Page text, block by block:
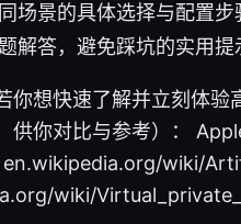
场景的具体选择与配置步
解答，避免踩坑的实用提
你想快速了解并立刻体
供你对比与参考）：
wiki/
wiki/